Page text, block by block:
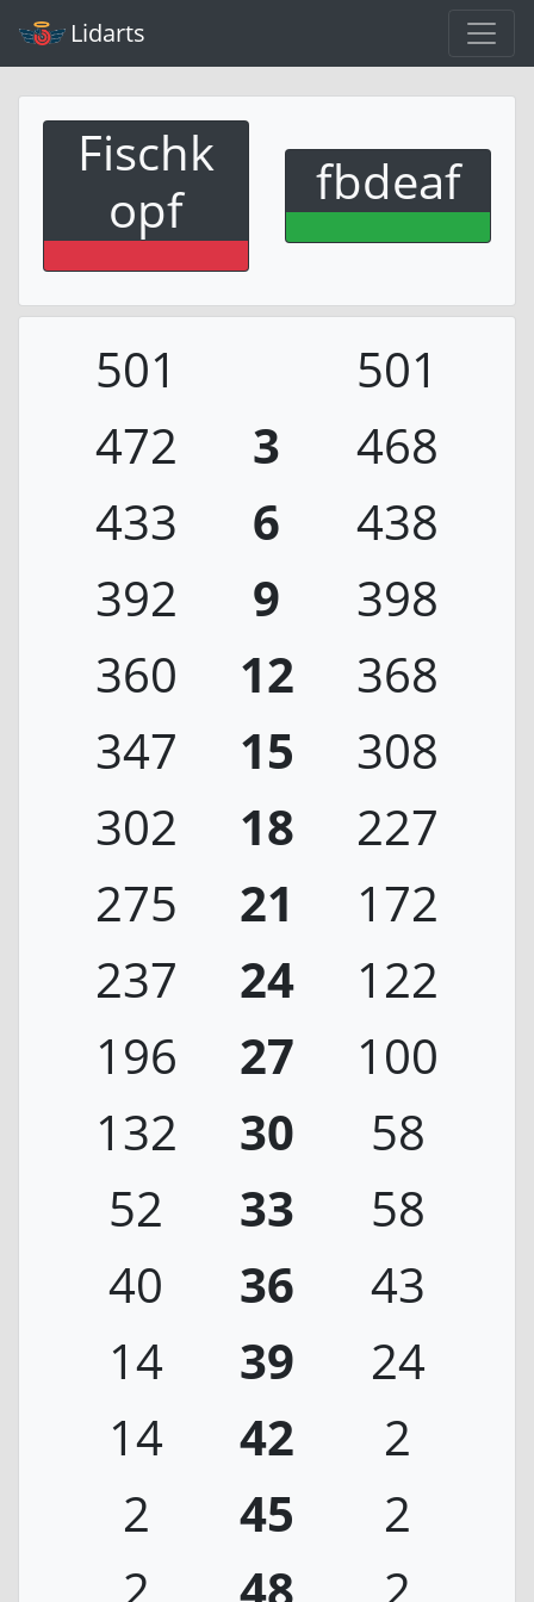
Lidarts
Fischk
opf
fbdeaf
501
501
472
3
468
433
6
438
392
9
398
360
12
368
347
15
308
302
18
227
275
21
172
237
24
122
196
27
100
132
30
58
52
33
58
40
36
43
14
39
24
14
42
2
2
45
2